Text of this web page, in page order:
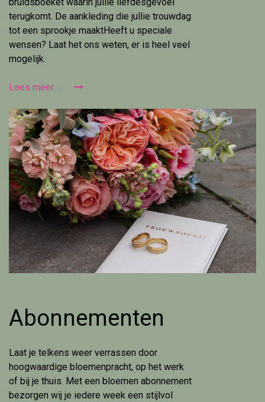
terugkomt. De aankleding die jullie trouwdag
tot een sprookje maaktHeeft u speciale
wensen? Laat het ons weten, er is heel veel
mogelijk.
Lees meer.....
Abonnementen
Laat je telkens weer verrassen door
hoogwaardige bloemenpracht, op het werk
of bij je thuis. Met een bloemen abonnement
bezorgen wij je iedere week een stijlvol